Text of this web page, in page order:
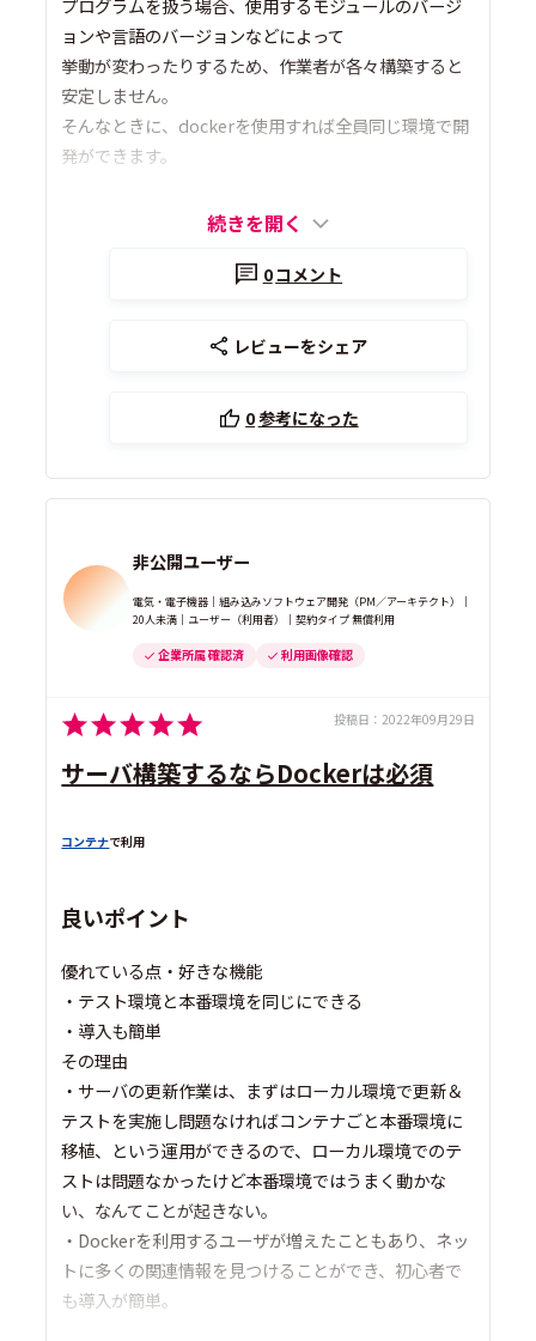
プログラムを扱う場合、使用するモジュールのバージ
ョンや言語のバージョンなどによって
挙動が変わったりするため、作業者が各々構築すると
安定しません。
そんなときに、dockerを使用すれば全員同じ環境で開
発ができます。
続きを開く
0コメント
レビューをシェア
0参考になった
非公開ユーザー
電気・電子機器｜組み込みソフトウェア開発（PM／アーキテクト）｜
20人未満｜ユーザー（利用者）｜契約タイプ 無償利用
企業所属 確認済 利用画像確認
投稿日： 2022年09月29日
サーバ構築するならDockerは必須
コンテナで利用
良いポイント
優れている点・好きな機能
・テスト環境と本番環境を同じにできる
・導入も簡単
その理由
・サーバの更新作業は、まずはローカル環境で更新＆
テストを実施し問題なければコンテナごと本番環境に
移植、という運用ができるので、ローカル環境でのテ
ストは問題なかったけど本番環境ではうまく動かな
い、なんてことが起きない。
・Dockerを利用するユーザが増えたこともあり、ネッ
トに多くの関連情報を見つけることができ、初心者で
も導入が簡単。